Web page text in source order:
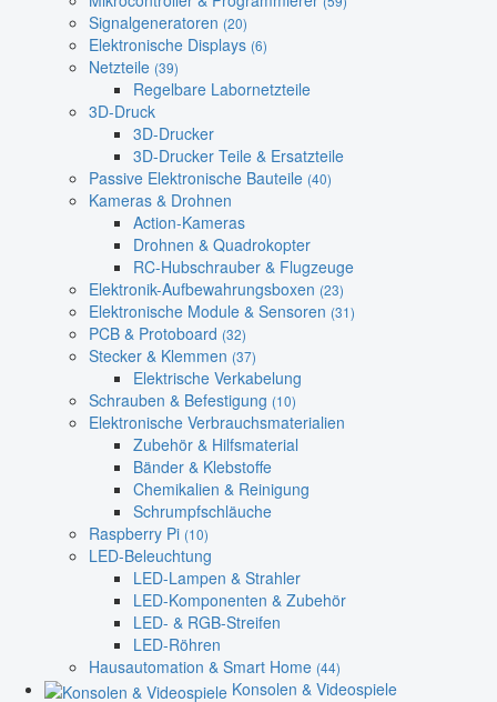
Signalgeneratoren (20)
Elektronische Displays (6)
Netzteile (39)
Regelbare Labornetzteile
3D-Druck
3D-Drucker
3D-Drucker Teile & Ersatzteile
Passive Elektronische Bauteile (40)
Kameras & Drohnen
Action-Kameras
Drohnen & Quadrokopter
RC-Hubschrauber & Flugzeuge
Elektronik-Aufbewahrungsboxen (23)
Elektronische Module & Sensoren (31)
PCB & Protoboard (32)
Stecker & Klemmen (37)
Elektrische Verkabelung
Schrauben & Befestigung (10)
Elektronische Verbrauchsmaterialien
Zubehör & Hilfsmaterial
Bänder & Klebstoffe
Chemikalien & Reinigung
Schrumpfschläuche
Raspberry Pi (10)
LED-Beleuchtung
LED-Lampen & Strahler
LED-Komponenten & Zubehör
LED- & RGB-Streifen
LED-Röhren
Hausautomation & Smart Home (44)
Konsolen & Videospiele